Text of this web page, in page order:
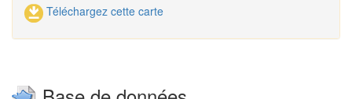
Téléchargez cette carte